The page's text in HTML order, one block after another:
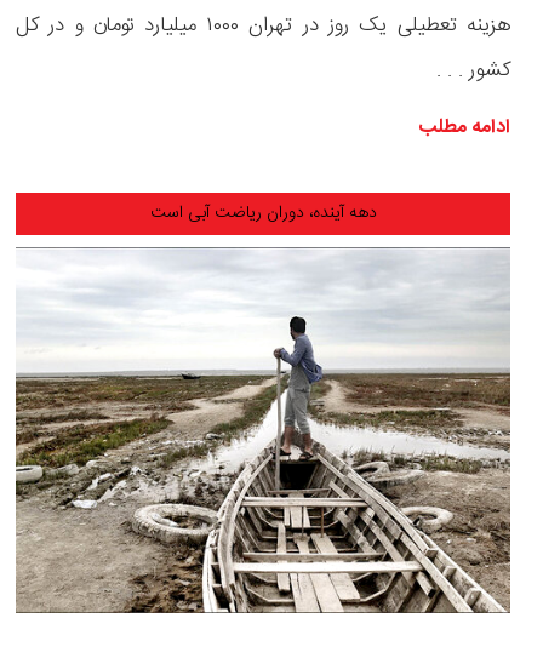
هزینه تعطیلی یک روز در تهران ۱۰۰۰ میلیارد تومان و در کل
کشور . . .
ادامه مطلب
دهه آینده، دوران ریاضت آبی است